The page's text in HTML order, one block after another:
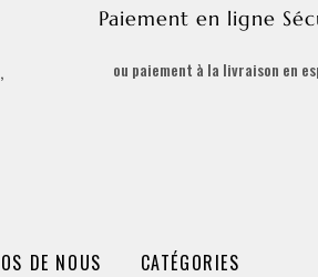
Paiement en ligne
ou paiement à la livraison en
DE NOUS
CATÉGORIES